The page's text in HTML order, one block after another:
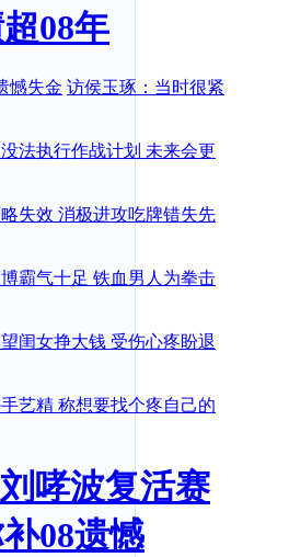
08年
憾失金 访侯玉琢：当时很紧
法执行作战计划 未来会更
失效 消极进攻吃牌错失先
霸气十足 铁血男人为拳击
闺女挣大钱 受伤心疼盼退
艺精 称想要找个疼自己的
哮波复活赛
08遗憾